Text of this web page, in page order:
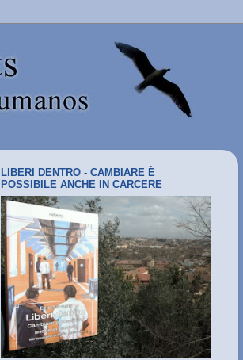
LIBERI DENTRO - CAMBIARE È
POSSIBILE ANCHE IN CARCERE